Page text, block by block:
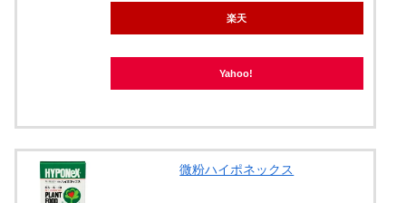
楽天
Yahoo!
微粉ハイポネックス